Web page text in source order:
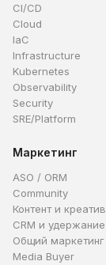
CI/CD
Cloud
IaC
Infrastructure
Kubernetes
Observability
Security
SRE/Platform
Маркетинг
ASO / ORM
Community
Контент и креатив
CRM и удержание
Общий маркетинг
Media Buyer